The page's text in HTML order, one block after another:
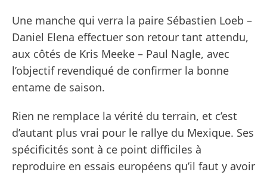
Une manche qui verra la paire Sébastien Loeb –
Daniel Elena effectuer son retour tant attendu,
aux côtés de Kris Meeke – Paul Nagle, avec
l’objectif revendiqué de confirmer la bonne
entame de saison.
Rien ne remplace la vérité du terrain, et c’est
d’autant plus vrai pour le rallye du Mexique. Ses
spécificités sont à ce point difficiles à
reproduire en essais européens qu’il faut y avoir